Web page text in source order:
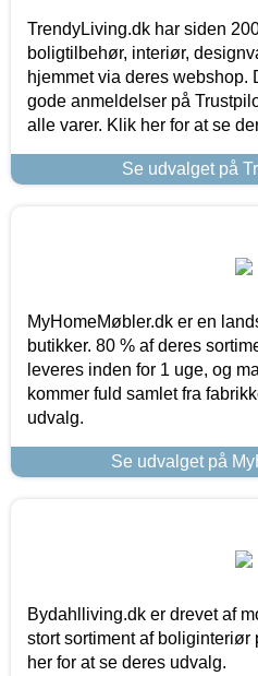
TrendyLiving.dk har siden
boligtilbehør, interiør,
hjemmet via deres
gode anmeldelser på
alle varer. Klik her for at se
Se udvalget på
MyHomeMøbler.dk er en
butikker. 80 % af deres
leveres inden for 1 uge, og
kommer fuld samlet fra
udvalg.
Se udvalget på
Bydahlliving.dk er drevet af
stort sortiment af
her for at se deres udvalg.